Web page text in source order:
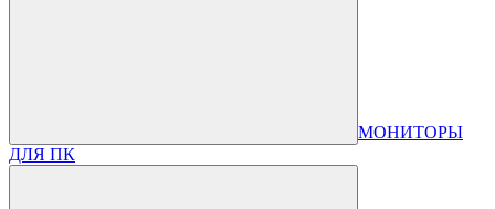
МОНИТОРЫ
ДЛЯ ПК